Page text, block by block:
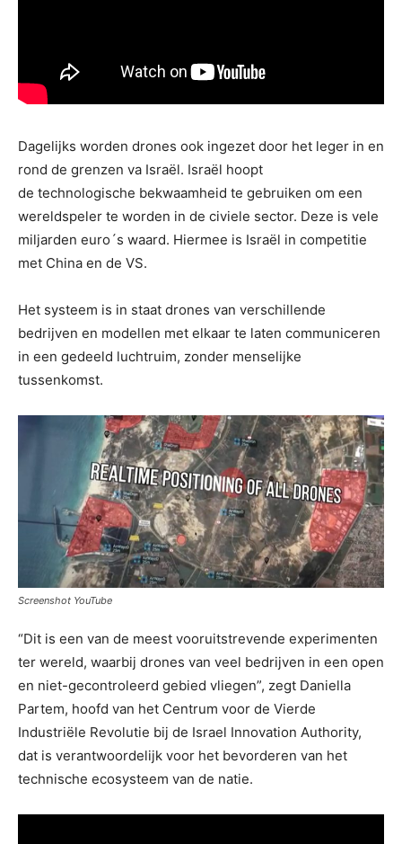
Dagelijks worden drones ook ingezet door het leger in en
rond de grenzen va Israël. Israël hoopt
de technologische bekwaamheid te gebruiken om een ​​
wereldspeler te worden in de civiele sector. Deze is vele
miljarden euro´s waard. Hiermee is Israël in competitie
met China en de VS.
Het systeem is in staat drones van verschillende
bedrijven en modellen met elkaar te laten communiceren
in een gedeeld luchtruim, zonder menselijke
tussenkomst.
Screenshot YouTube
“Dit is een van de meest vooruitstrevende experimenten
ter wereld, waarbij drones van veel bedrijven in een open
en niet-gecontroleerd gebied vliegen”, zegt Daniella
Partem, hoofd van het Centrum voor de Vierde
Industriële Revolutie bij de Israel Innovation Authority,
dat is verantwoordelijk voor het bevorderen van het
technische ecosysteem van de natie.